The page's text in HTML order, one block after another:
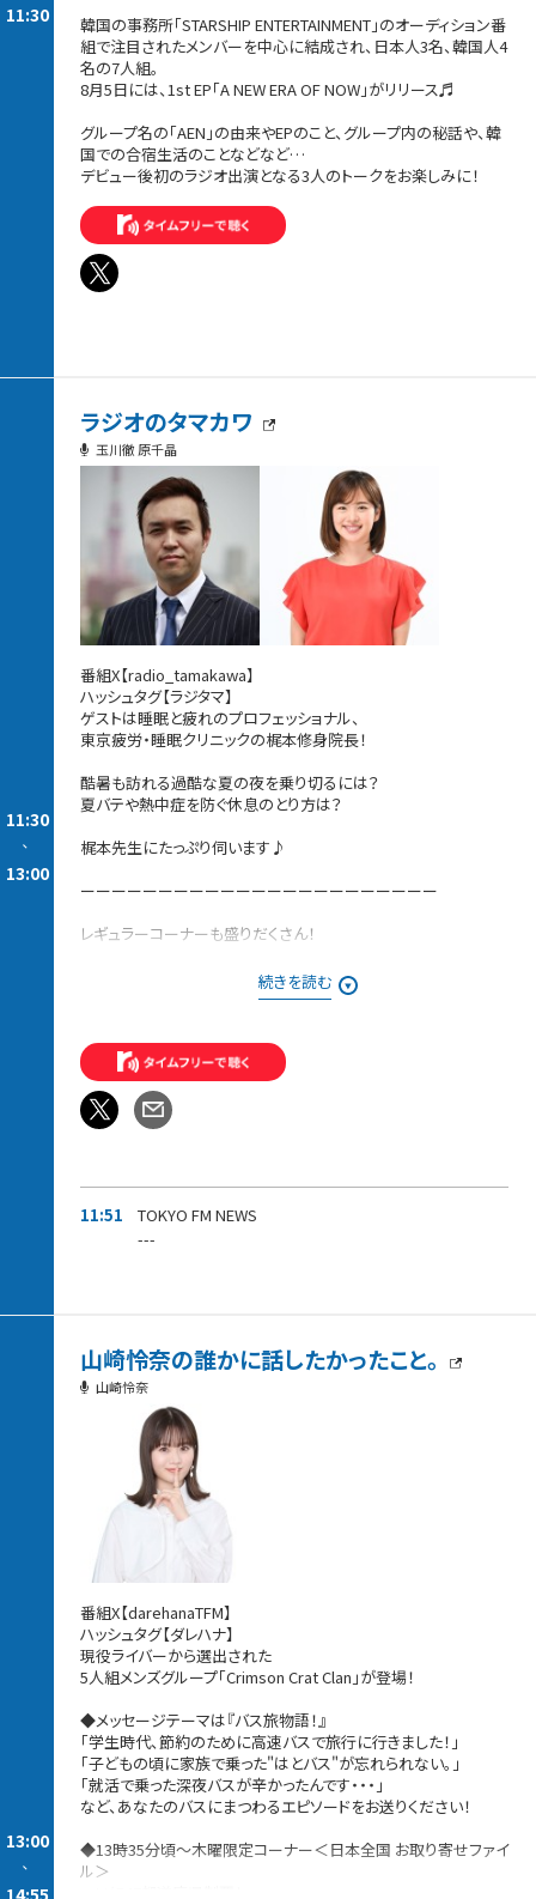
11:30
韓国の事務所「STARSHIP ENTERTAINMENT」のオーディション番
組で注目されたメンバーを中心に結成され、日本人3名、韓国人4
名の7人組。
8月5日には、1st EP「A NEW ERA OF NOW」がリリース♬
グループ名の「AEN」の由来やEPのこと、グループ内の秘話や、韓
国での合宿生活のことなどなど…
デビュー後初のラジオ出演となる3人のトークをお楽しみに！
11:30
-
13:00
ラジオのタマカワ
玉川徹 原千晶
番組X【radio_tamakawa】
ハッシュタグ【ラジタマ】
ゲストは睡眠と疲れのプロフェッショナル、
東京疲労・睡眠クリニックの梶本修身院長！
酷暑も訪れる過酷な夏の夜を乗り切るには？
夏バテや熱中症を防ぐ休息のとり方は？
梶本先生にたっぷり伺います♪
ーーーーーーーーーーーーーーーーーーーーーーー
レギュラーコーナーも盛りだくさん！
今、玉川徹が注目するニュースを独自目線で解説します。
【発掘！ラジタマ100名曲〜20世紀編〜】
みなさんが推したい20世紀の名曲を募集中！！
番組でご紹介した方には、
「ラジタマ」オリジナルステッカーをプレゼントします。
続きを読む
11:51
TOKYO FM NEWS
---
13:00
-
14:55
山崎怜奈の誰かに話したかったこと。
山崎怜奈
番組X【darehanaTFM】
ハッシュタグ【ダレハナ】
現役ライバーから選出された
5人組メンズグループ「Crimson Crat Clan」が登場！
◆メッセージテーマは『バス旅物語！』
「学生時代、節約のために高速バスで旅行に行きました！」
「子どもの頃に家族で乗った"はとバス"が忘れられない。」
「就活で乗った深夜バスが辛かったんです・・・」
など、あなたのバスにまつわるエピソードをお送りください！
◆13時35分頃〜木曜限定コーナー＜日本全国 お取り寄せファイ
ル＞